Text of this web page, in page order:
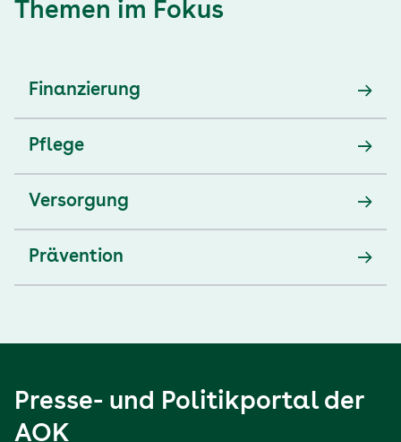
Themen im Fokus
Finanzierung
Pflege
Versorgung
Prävention
Presse- und Politikportal der
AOK